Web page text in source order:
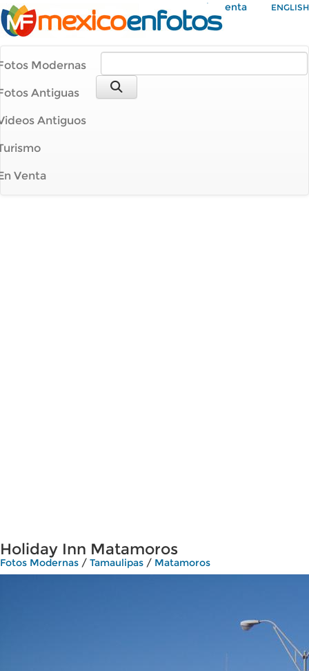
Mi Cuenta ENGLISH
Modernas
Antiguas
Antiguos
Venta
Holiday Inn Matamoros
Fotos Modernas / Tamaulipas / Matamoros